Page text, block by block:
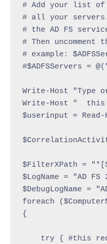
# Add your list of
# all your servers.
# the AD FS
# Then
# example:
#$ADFSServers =
Write-Host "Type
Write-Host "  this
$userinput = Read-
$FilterXPath =
$LogName = "AD FS
$DebugLogName =
foreach
{
try { #this